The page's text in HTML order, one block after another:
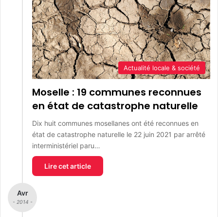
Actualité locale & société
Moselle : 19 communes reconnues
en état de catastrophe naturelle
Dix huit communes mosellanes ont été reconnues en
état de catastrophe naturelle le 22 juin 2021 par arrêté
interministériel paru…
Lire cet article
Avr
- 2014 -